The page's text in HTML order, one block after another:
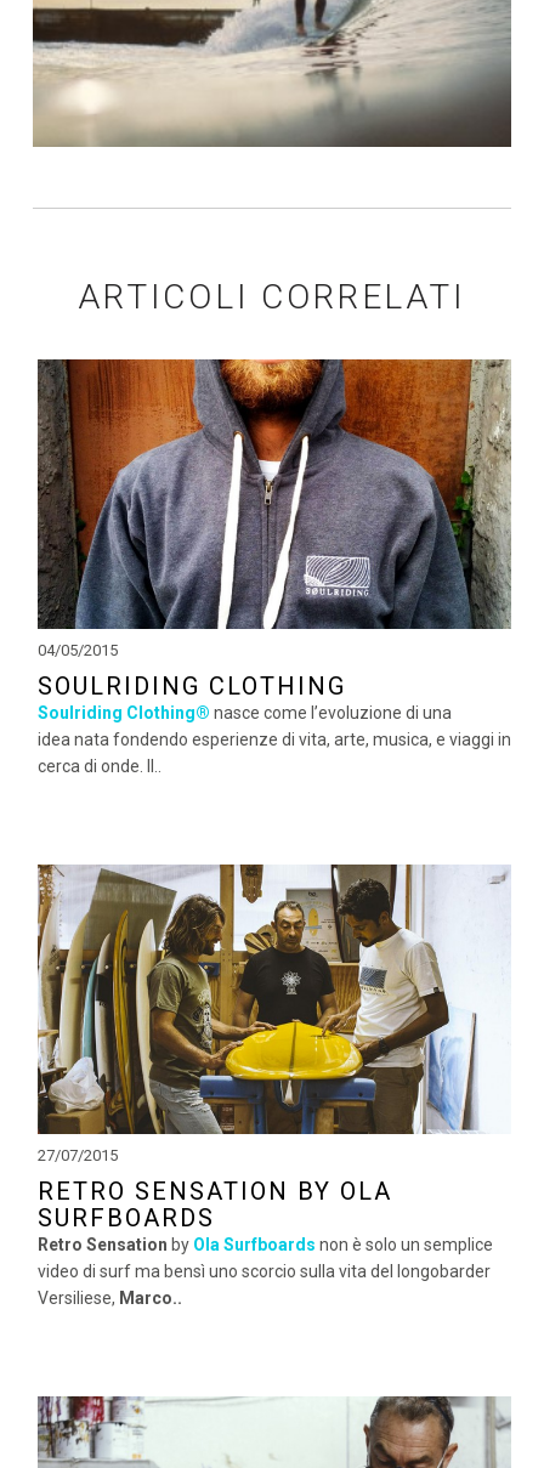
ARTICOLI CORRELATI
04/05/2015
SOULRIDING CLOTHING
Soulriding Clothing® nasce come l’evoluzione di una
idea nata fondendo esperienze di vita, arte, musica, e viaggi in
cerca di onde. Il..
27/07/2015
RETRO SENSATION BY OLA
SURFBOARDS
Retro Sensation by Ola Surfboards non è solo un semplice
video di surf ma bensì uno scorcio sulla vita del longobarder
Versiliese, Marco..